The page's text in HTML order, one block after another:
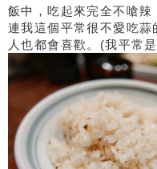
飯中，吃起來完全不嗆辣
連我這個平常很不愛吃
人也都會喜歡。(我平常